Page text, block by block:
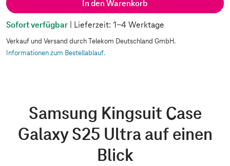
In den Warenkorb
Sofort verfügbar | Lieferzeit: 1-4 Werktage
Verkauf und Versand durch Telekom Deutschland GmbH.
Informationen zum Bestellablauf.
Samsung Kingsuit Case
Galaxy S25 Ultra auf einen
Blick